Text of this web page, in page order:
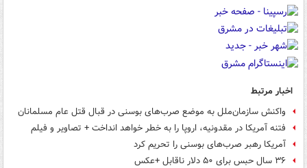
اخبار مرتبط
واکنش سازمان‌ملل به موضع صرب‌های بوسنی در قبال قتل عام مسلمانان
فتنه آمریکا در مقدونیه، اروپا را به خطر خواهد انداخت + تصاویر و فیلم
آمریکا رهبر صرب‌های بوسنی را تحریم کرد
۳۶ سال حبس برای ۵۰ دلار ناقابل +عکس